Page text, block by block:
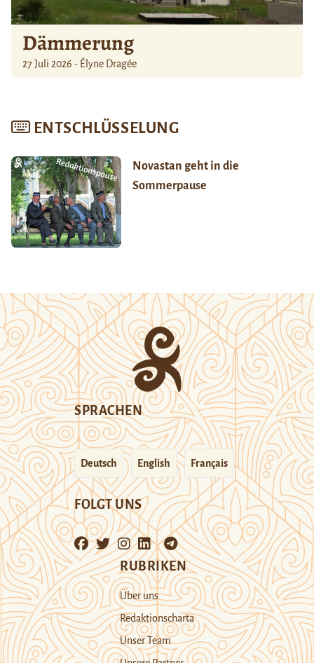
Dämmerung
27 Juli 2026 - Élyne Dragée
ENTSCHLÜSSELUNG
Novastan geht in die
Sommerpause
SPRACHEN
Deutsch English Français
FOLGT UNS
RUBRIKEN
Über uns
Redaktionscharta
Unser Team